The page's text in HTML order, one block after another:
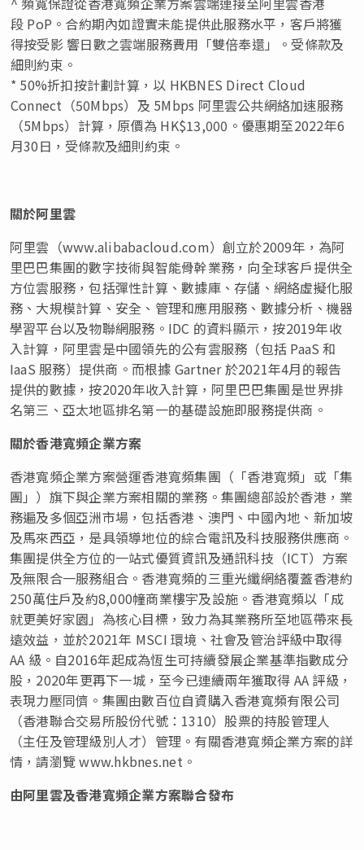
段 PoP。合約期內如證實未能提供此服務水平，客戶將獲
得按受影 響日數之雲端服務費用「雙倍奉還」。受條款及
細則約束。
* 50%折扣按計劃計算，以 HKBNES Direct Cloud
Connect（50Mbps）及 5Mbps 阿里雲公共網絡加速服務
（5Mbps）計算，原價為 HK$13,000。優惠期至2022年6
月30日，受條款及細則約束。
關於阿里雲
阿里雲（www.alibabacloud.com）創立於2009年，為阿
里巴巴集團的數字技術與智能骨幹業務，向全球客戶提供全
方位雲服務，包括彈性計算、數據庫、存儲、網絡虛擬化服
務、大規模計算、安全、管理和應用服務、數據分析、機器
學習平台以及物聯網服務。IDC 的資料顯示，按2019年收
入計算，阿里雲是中國領先的公有雲服務（包括 PaaS 和
IaaS 服務）提供商。而根據 Gartner 於2021年4月的報告
提供的數據，按2020年收入計算，阿里巴巴集團是世界排
名第三、亞太地區排名第一的基礎設施即服務提供商。
關於香港寬頻企業方案
香港寬頻企業方案營運香港寬頻集團（「香港寬頻」或「集
團」）旗下與企業方案相關的業務。集團總部設於香港，業
務遍及多個亞洲市場，包括香港、澳門、中國內地、新加坡
及馬來西亞，是具領導地位的綜合電訊及科技服務供應商。
集團提供全方位的一站式優質資訊及通訊科技（ICT）方案
及無限合一服務組合。香港寬頻的三重光纖網絡覆蓋香港約
250萬住戶及約8,000幢商業樓宇及設施。香港寬頻以「成
就更美好家園」為核心目標，致力為其業務所至地區帶來長
遠效益，並於2021年 MSCI 環境、社會及管治評級中取得
AA 級。自2016年起成為恆生可持續發展企業基準指數成分
股，2020年更再下一城，至今已連續兩年獲取得 AA 評級，
表現力壓同儕。集團由數百位自資購入香港寬頻有限公司
（香港聯合交易所股份代號：1310）股票的持股管理人
（主任及管理級別人才）管理。有關香港寬頻企業方案的詳
情，請瀏覽 www.hkbnes.net。
由阿里雲及香港寬頻企業方案聯合發布